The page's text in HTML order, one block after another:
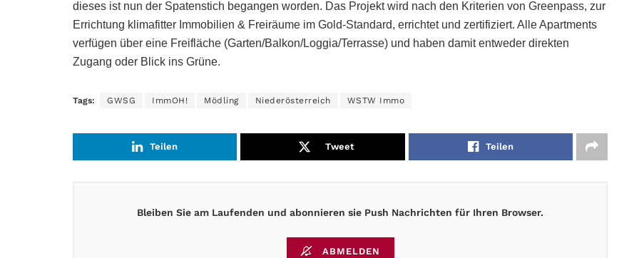
dieses ist nun der Spatenstich begangen worden. Das Projekt wird nach den Kriterien von Greenpass, zur
Errichtung klimafitter Immobilien & Freiräume im Gold-Standard, errichtet und zertifiziert. Alle Apartments
verfügen über eine Freifläche (Garten/Balkon/Loggia/Terrasse) und haben damit entweder direkten
Zugang oder Blick ins Grüne.
Tags: GWSG ImmOH! Mödling Niederösterreich WSTW Immo
Teilen Tweet Teilen
Bleiben Sie am Laufenden und abonnieren sie Push Nachrichten für Ihren Browser.
ABMELDEN